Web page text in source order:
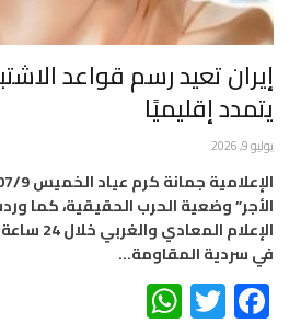
إيران تعيد رسم قواعد
يتمدد إقليميًا
يوليو 9, 2026
الأجر” وضعية الحرب الحقيقية، كما
الإعلام
في سردية المقاومة…
Facebook
Twitter